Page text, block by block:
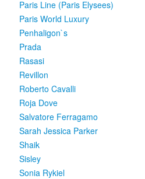
Paris Line (Paris Elysees)
Paris World Luxury
Penhaligon`s
Prada
Rasasi
Revillon
Roberto Cavalli
Roja Dove
Salvatore Ferragamo
Sarah Jessica Parker
Shaik
Sisley
Sonia Rykiel